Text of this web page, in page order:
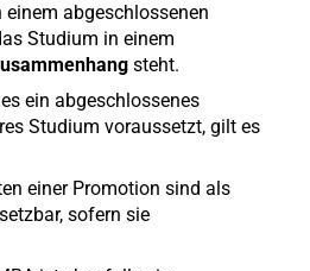
einem abgeschlossenen
Studium in einem
steht.
ein abgeschlossenes
Studium voraussetzt, gilt es
einer Promotion sind als
sofern sie